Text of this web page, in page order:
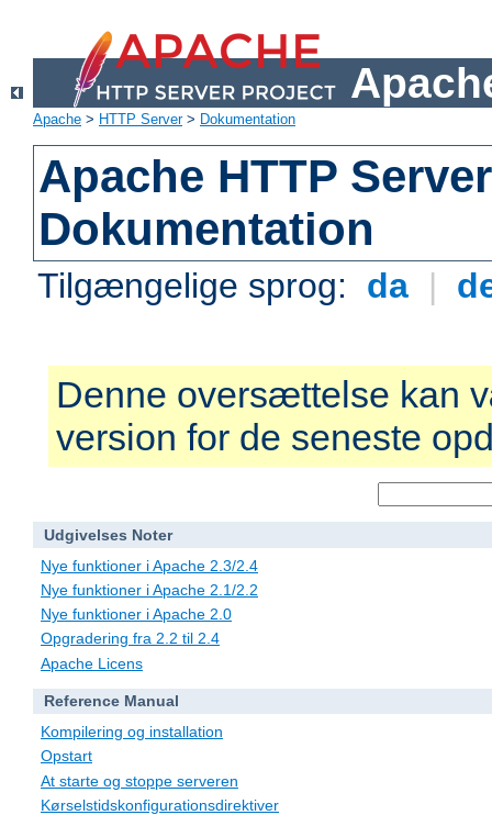
Apache > HTTP Server> Dokumentation
Apache HTTP
Dokumentation
Tilgængelige sprog: da |
Denne oversættelse kan
version for de seneste
Udgivelses Noter
Nye funktioner i Apache 2.3/2.4
Nye funktioner i Apache 2.1/2.2
Nye funktioner i Apache 2.0
Opgradering fra 2.2 til 2.4
Apache Licens
Reference Manual
Kompilering og installation
Opstart
At starte og stoppe serveren
Kørselstidskonfigurationsdirektiver